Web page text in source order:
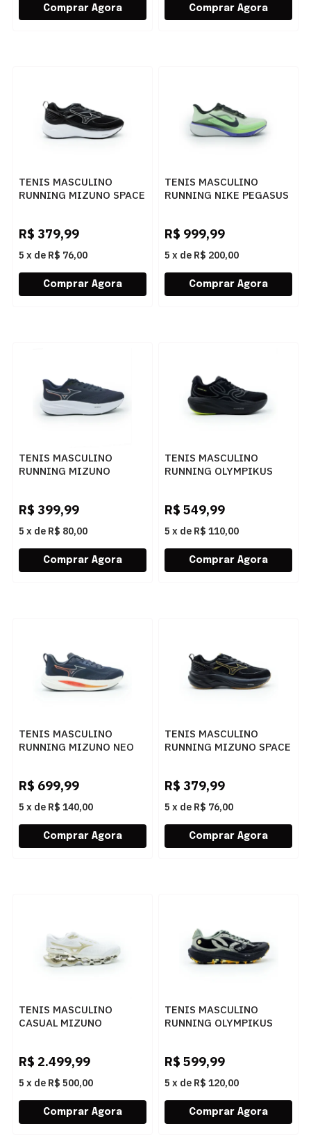
TENIS MASCULINO
RUNNING MIZUNO SPACE
R$ 379,99
5 x de R$ 76,00
TENIS MASCULINO
RUNNING NIKE PEGASUS
R$ 999,99
5 x de R$ 200,00
TENIS MASCULINO
RUNNING MIZUNO
R$ 399,99
5 x de R$ 80,00
TENIS MASCULINO
RUNNING OLYMPIKUS
R$ 549,99
5 x de R$ 110,00
TENIS MASCULINO
RUNNING MIZUNO NEO
R$ 699,99
5 x de R$ 140,00
TENIS MASCULINO
RUNNING MIZUNO SPACE
R$ 379,99
5 x de R$ 76,00
TENIS MASCULINO
CASUAL MIZUNO
R$ 2.499,99
5 x de R$ 500,00
TENIS MASCULINO
RUNNING OLYMPIKUS
R$ 599,99
5 x de R$ 120,00